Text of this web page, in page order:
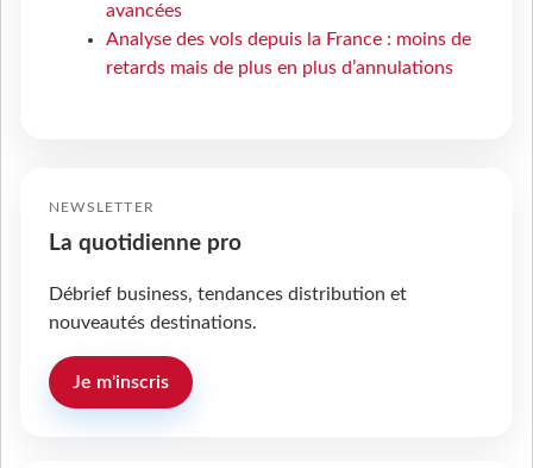
avancées
Analyse des vols depuis la France : moins de
retards mais de plus en plus d’annulations
NEWSLETTER
La quotidienne pro
Débrief business, tendances distribution et
nouveautés destinations.
Je m'inscris